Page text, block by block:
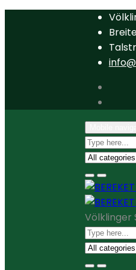
Völklinger